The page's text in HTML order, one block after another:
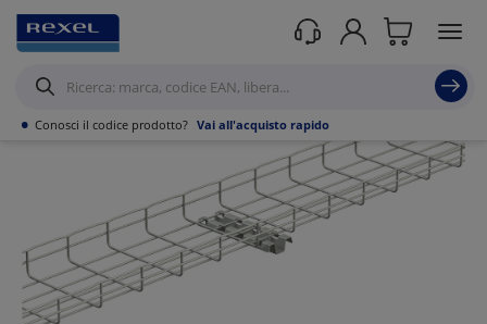
• Conosci il codice prodotto? Vai all'acquisto rapido
Prodotti /Canalizzazioni Canaline Passacavi Industriali in Metallo/Supporti
per Canalizzazioni